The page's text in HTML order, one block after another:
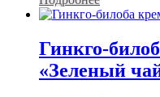
Гинкго-
«Зеленый